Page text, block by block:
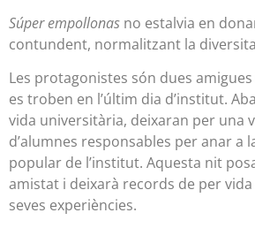
Súper empollonas no estalvia en
contundent, normalitzant la
Les protagonistes són dues
es troben en l’últim dia d’institut.
vida universitària, deixaran per una
d’alumnes responsables per anar a
popular de l’institut. Aquesta nit
amistat i deixarà records de per vida
seves experiències.